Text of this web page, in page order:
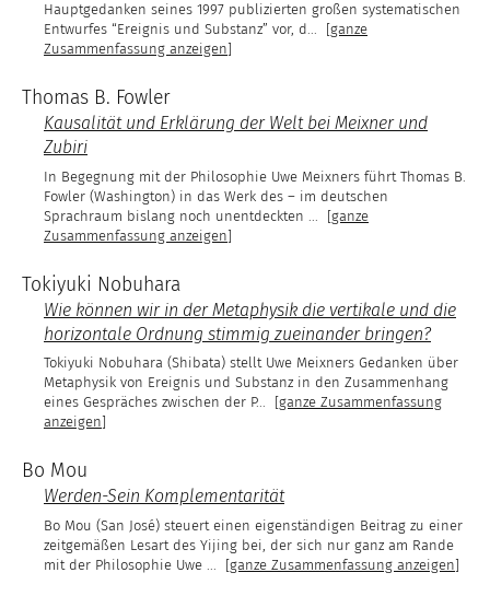
Hauptgedanken seines 1997 publizierten großen systematischen
Entwurfes “Ereignis und Substanz” vor, d...
[ganze
Zusammenfassung anzeigen]
Thomas B. Fowler
Kausalität und Erklärung der Welt bei Meixner und
Zubiri
In Begegnung mit der Philosophie Uwe Meixners führt Thomas B.
Fowler (Washington) in das Werk des – im deutschen
Sprachraum bislang noch unentdeckten
[ganze
Zusammenfassung anzeigen]
Tokiyuki Nobuhara
Wie können wir in der Metaphysik die vertikale und die
horizontale Ordnung stimmig zueinander bringen?
Tokiyuki Nobuhara (Shibata) stellt Uwe Meixners Gedanken über
Metaphysik von Ereignis und Substanz in den Zusammenhang
eines Gespräches zwischen der P...
[ganze Zusammenfassung
anzeigen]
Bo Mou
Werden-Sein Komplementarität
Bo Mou (San José) steuert einen eigenständigen Beitrag zu einer
zeitgemäßen Lesart des Yijing bei, der sich nur ganz am Rande
mit der Philosophie Uwe
[ganze Zusammenfassung anzeigen]